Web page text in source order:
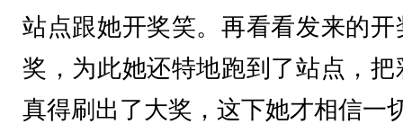
站点跟她开奖笑。再看看发来的
奖，为此她还特地跑到了站点，
真得刷出了大奖，这下她才相信一